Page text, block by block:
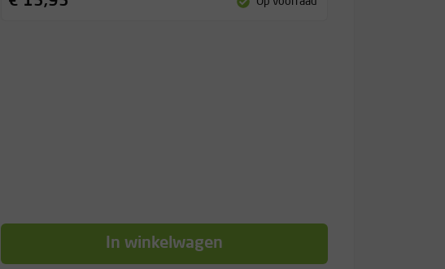
In winkelwagen